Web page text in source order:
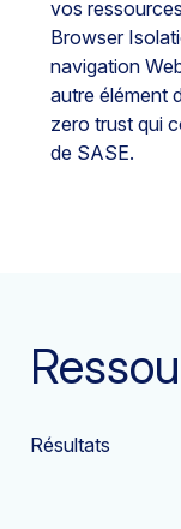
vos
Browser
navigation
autre élément
zero trust qui
de SASE.
Résultats